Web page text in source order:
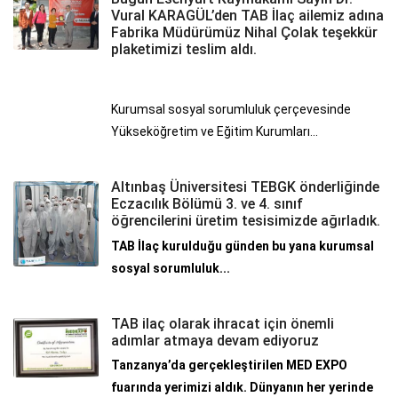
Vural KARAGÜL’den TAB İlaç ailemiz adına
Fabrika Müdürümüz Nihal Çolak teşekkür
plaketimizi teslim aldı.
Kurumsal sosyal sorumluluk çerçevesinde
Yükseköğretim ve Eğitim Kurumları...
Altınbaş Üniversitesi TEBGK önderliğinde
Eczacılık Bölümü 3. ve 4. sınıf
öğrencilerini üretim tesisimizde ağırladık.
TAB İlaç kurulduğu günden bu yana kurumsal
sosyal sorumluluk...
TAB ilaç olarak ihracat için önemli
adımlar atmaya devam ediyoruz
Tanzanya’da gerçekleştirilen MED EXPO
fuarında yerimizi aldık. Dünyanın her yerinde